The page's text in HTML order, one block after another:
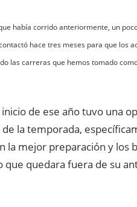
había corrido anteriormente, un
hace tres meses para que los
las carreras que hemos tomado
de ese año tuvo una
la temporada,
la mejor preparación y los
quedara fuera de su